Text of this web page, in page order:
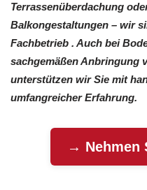
Terrassenüberdachung
Balkongestaltungen – wir
Fachbetrieb . Auch bei
sachgemäßen Anbringung
unterstützen wir Sie mit
umfangreicher Erfahrung.
→ Nehmen